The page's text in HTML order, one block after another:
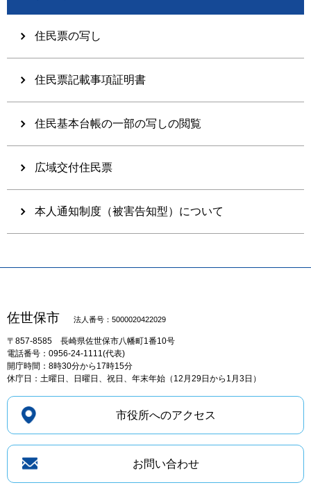
住民票の写し
住民票記載事項証明書
住民基本台帳の一部の写しの閲覧
広域交付住民票
本人通知制度（被害告知型）について
佐世保市 法人番号：5000020422029
〒857-8585 長崎県佐世保市八幡町1番10号
電話番号：0956-24-1111(代表)
開庁時間：8時30分から17時15分
休庁日：土曜日、日曜日、祝日、年末年始（12月29日から1月3日）
市役所へのアクセス
お問い合わせ